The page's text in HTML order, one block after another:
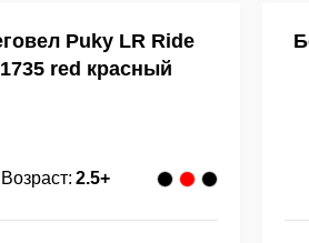
Puky LR Ride
1735 red красный
Возраст: 2.5+